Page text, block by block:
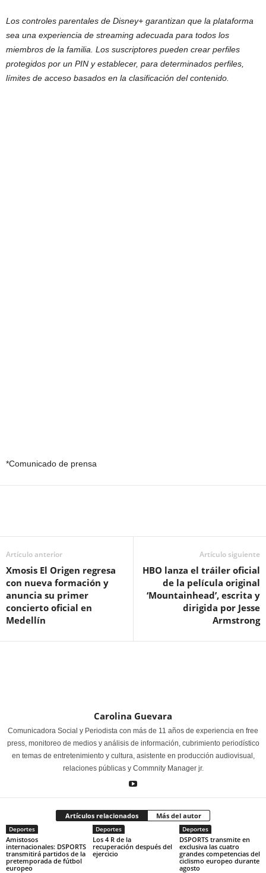
Los controles parentales de Disney+ garantizan que la plataforma
sea una experiencia de streaming adecuada para todos los
miembros de la familia. Los suscriptores pueden crear perfiles
protegidos por un PIN y establecer, para determinados perfiles,
límites de acceso basados en la clasificación del contenido.
*Comunicado de prensa
Artículo anterior
Xmosis El Origen regresa
con nueva formación y
anuncia su primer
concierto oficial en
Medellín
Artículo siguiente
HBO lanza el tráiler oficial
de la película original
‘Mountainhead’, escrita y
dirigida por Jesse
Armstrong
Carolina Guevara
Comunicadora Social y Periodista con más de 11 años de experiencia en free
press, monitoreo de medios y análisis de información, cubrimiento periodístico
en temas de entretenimiento y cultura, asistente en producción audiovisual,
relaciones públicas y Commnity Manager jr.
Artículos relacionados Más del autor
Deportes
Amistosos
internacionales: DSPORTS
transmitirá partidos de la
pretemporada de fútbol
europeo
Deportes
Los 4 R de la
recuperación después del
ejercicio
Deportes
DSPORTS transmite en
exclusiva las cuatro
grandes competencias del
ciclismo europeo durante
agosto